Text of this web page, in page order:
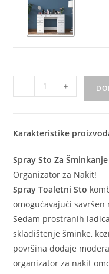
- +
Karakteristike
Spray Sto Za Šminkanje
Organizator za Nakit!
Spray Toaletni Sto
omogućavajući
Sedam prostranih
skladištenje šminke,
površina dodaje
organizator za nakit